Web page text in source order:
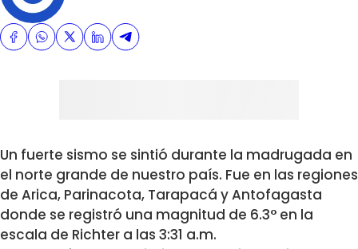
Un fuerte sismo se sintió durante la madrugada en
el norte grande de nuestro país. Fue en las regiones
de Arica, Parinacota, Tarapacá y Antofagasta
donde se registró una magnitud de 6.3° en la
escala de Richter a las 3:31 a.m.